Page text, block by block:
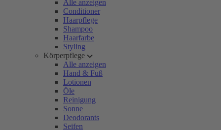
Alle anzeigen
Conditioner
Haarpflege
Shampoo
Haarfarbe
Styling
Körperpflege
Alle anzeigen
Hand & Fuß
Lotionen
Öle
Reinigung
Sonne
Deodorants
Seifen